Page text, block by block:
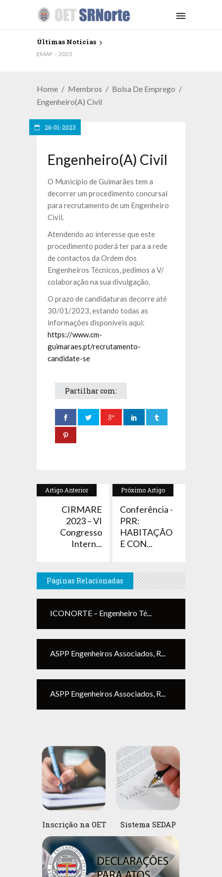
Últimas Notícias
EMAF – 2023
Home Membros
Bolsa De Emprego
Engenheiro(a) Civil
26-01-2023
Engenheiro(a) Civil
O Município de Guimarães tem a
decorrer um procedimento concursal
para recrutamento de um Engenheiro
Civil.
Atendendo ao interesse que este
procedimento poderá ter para a rede
de contactos da Ordem dos
Engenheiros Técnicos, pedimos a V/
colaboração na sua divulgação.
O prazo de candidaturas decorre até
30/01/2023, estando todas as
informações disponíveis aqui:
https://www.cm-
guimaraes.pt/recrutamento-
candidate-se
Partilhar com:
Artigo Anterior
CIRMARE
2023 – VI
Congresso
Intern...
Próximo Artigo
Conferência -
PRR:
HABITAÇÃO
E CON...
Páginas Relacionadas
ICONORTE – Engenheiro Té...
ASPP Engenheiros Associados, R...
ASPP Engenheiros Associados, R...
Inscrição na OET Sistema SEDAP